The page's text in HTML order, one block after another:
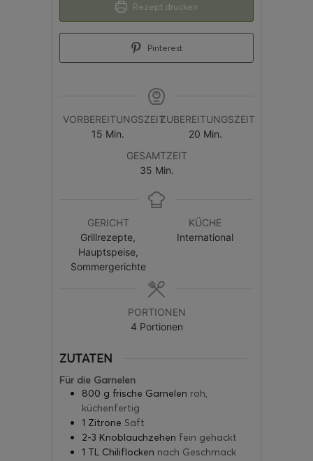
Rezept drucken
Pinterest
VORBEREITUNGSZEIT
15 Min.
ZUBEREITUNGSZEIT
20 Min.
GESAMTZEIT
35 Min.
GERICHT
Grillrezepte,
Hauptspeise,
Sommergerichte
KÜCHE
International
PORTIONEN
4 Portionen
ZUTATEN
Für die Garnelen
800 g frische Garnelen roh,
küchenfertig
1 Zitrone Saft
2-3 Knoblauchzehen fein gehackt
1 TL Chiliflocken nach Geschmack